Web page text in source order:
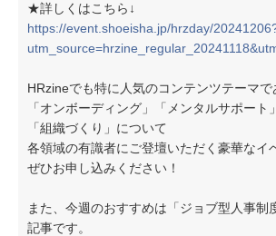
★詳しくはこちら↓
https://event.shoeisha.jp/hrzday/
HRzineでも特に人気のコンテンツテーマで
「オンボーディング」「メンタルサポート
「組織づくり」について
各領域の有識者にご登壇いただく豪華なイ
ぜひお申し込みください！
また、今週のおすすめは「ジョブ型人事制
記事です。